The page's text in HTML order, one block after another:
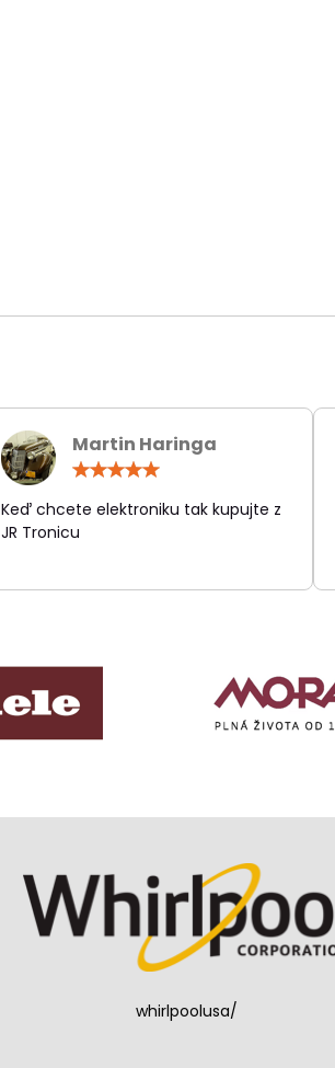
Martin Haringa
/
5
Keď chcete elektroniku tak kupujte z
JR Tronicu
whirlpoolusa/